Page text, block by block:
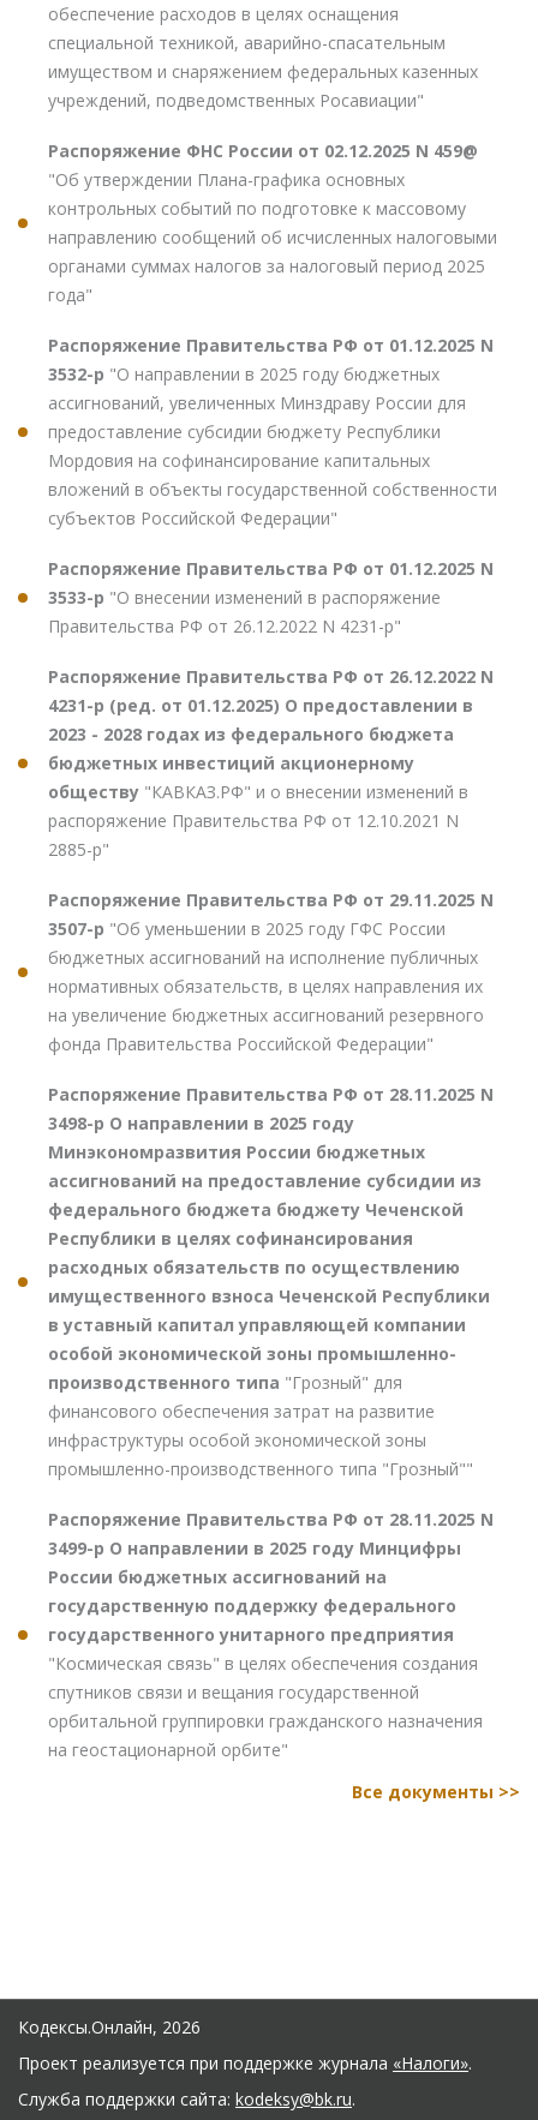
обеспечение расходов в целях оснащения
специальной техникой, аварийно-спасательным
имуществом и снаряжением федеральных казенных
учреждений, подведомственных Росавиации"
Распоряжение ФНС России от 02.12.2025 N 459@
"Об утверждении Плана-графика основных
контрольных событий по подготовке к массовому
направлению сообщений об исчисленных налоговыми
органами суммах налогов за налоговый период 2025
года"
Распоряжение Правительства РФ от 01.12.2025 N
3532-р "О направлении в 2025 году бюджетных
ассигнований, увеличенных Минздраву России для
предоставление субсидии бюджету Республики
Мордовия на софинансирование капитальных
вложений в объекты государственной собственности
субъектов Российской Федерации"
Распоряжение Правительства РФ от 01.12.2025 N
3533-р "О внесении изменений в распоряжение
Правительства РФ от 26.12.2022 N 4231-р"
Распоряжение Правительства РФ от 26.12.2022 N
4231-р (ред. от 01.12.2025) О предоставлении в
2023 - 2028 годах из федерального бюджета
бюджетных инвестиций акционерному
обществу "КАВКАЗ.РФ" и о внесении изменений в
распоряжение Правительства РФ от 12.10.2021 N
2885-р"
Распоряжение Правительства РФ от 29.11.2025 N
3507-р "Об уменьшении в 2025 году ГФС России
бюджетных ассигнований на исполнение публичных
нормативных обязательств, в целях направления их
на увеличение бюджетных ассигнований резервного
фонда Правительства Российской Федерации"
Распоряжение Правительства РФ от 28.11.2025 N
3498-р О направлении в 2025 году
Минэкономразвития России бюджетных
ассигнований на предоставление субсидии из
федерального бюджета бюджету Чеченской
Республики в целях софинансирования
расходных обязательств по осуществлению
имущественного взноса Чеченской Республики
в уставный капитал управляющей компании
особой экономической зоны промышленно-
производственного типа "Грозный" для
финансового обеспечения затрат на развитие
инфраструктуры особой экономической зоны
промышленно-производственного типа "Грозный""
Распоряжение Правительства РФ от 28.11.2025 N
3499-р О направлении в 2025 году Минцифры
России бюджетных ассигнований на
государственную поддержку федерального
государственного унитарного предприятия
"Космическая связь" в целях обеспечения создания
спутников связи и вещания государственной
орбитальной группировки гражданского назначения
на геостационарной орбите"
Все документы >>
Кодексы.Онлайн, 2026
Проект реализуется при поддержке журнала «Налоги».
Служба поддержки сайта: kodeksy@bk.ru.